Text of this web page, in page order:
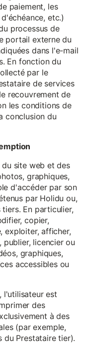
paiement, les
etc.)
processus de
portail externe du
dans l'e-mail
En fonction du
par le
de services
recouvrement de
les conditions de
conclusion du
site web et des
graphiques,
d'accéder par son
par Holidu ou,
En particulier,
copier,
exploiter, afficher,
licencier ou
graphiques,
accessibles ou
l'utilisateur est
des
à des
(par exemple,
du Prestataire tier).